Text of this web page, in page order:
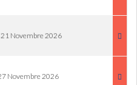
Novembre 2026
Novembre 2026